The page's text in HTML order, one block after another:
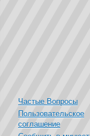
Частые Вопросы
Пользовательское
соглашение